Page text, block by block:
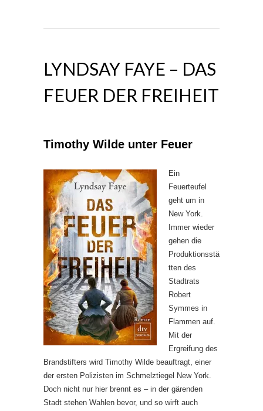
LYNDSAY FAYE – DAS
FEUER DER FREIHEIT
Timothy Wilde unter Feuer
Ein
Feuerteufel
geht um in
New York.
Immer wieder
gehen die
Produktionsstä
tten des
Stadtrats
Robert
Symmes in
Flammen auf.
Mit der
Ergreifung des
Brandstifters wird Timothy Wilde beauftragt, einer
der ersten Polizisten im Schmelztiegel New York.
Doch nicht nur hier brennt es – in der gärenden
Stadt stehen Wahlen bevor, und so wirft auch